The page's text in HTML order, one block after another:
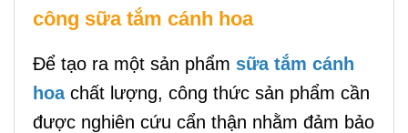
công sữa tắm cánh hoa
Để tạo ra một sản phẩm sữa tắm cánh
hoachất lượng, công thức sản phẩm cần
được nghiên cứu cẩn thận nhằm đảm bảo